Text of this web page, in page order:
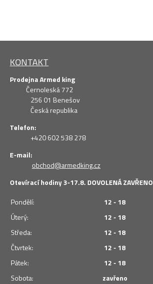
KONTAKT
Prodejna Armed king
Černoleská 772
256 01 Benešov
Česká republika
Telefon:
+420 602 538 278
E-mail:
obchod@armedking.cz
Otevírací hodiny 3-17.8. DOVOLENÁ ZAVŘENO
Pondělí:
12 - 18
Úterý:
12 - 18
Středa:
12 - 18
Čtvrtek:
12 - 18
Pátek:
12 - 18
Sobota:
zavřeno